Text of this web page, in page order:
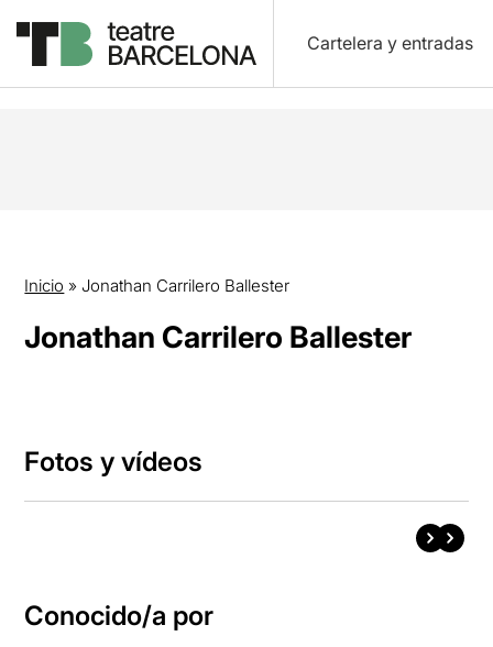
Cartelera y entradas
Inicio » Jonathan Carrilero Ballester
Jonathan Carrilero Ballester
Fotos y vídeos
Conocido/a por